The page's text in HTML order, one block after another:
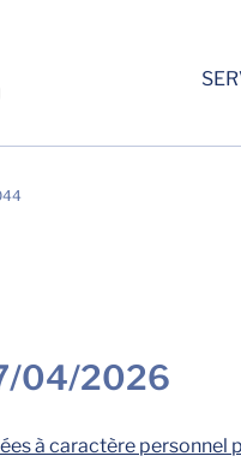
04/2026
à caractère personnel